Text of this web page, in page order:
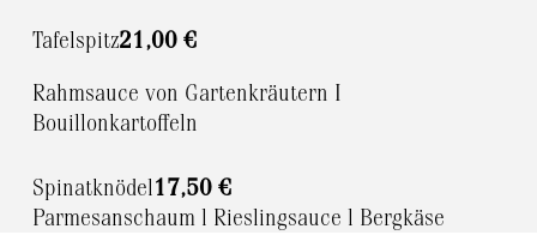
Tafelspitz21,00 €
Rahmsauce von Gartenkräutern I
Bouillonkartoffeln
Spinatknödel17,50 €
Parmesanschaum l Rieslingsauce l Bergkäse